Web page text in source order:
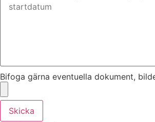
Bifoga gärna eventuella dokument,
Skicka